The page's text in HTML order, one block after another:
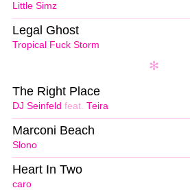
Little Simz
Tropical Fuck Storm
Legal Ghost
DJ Seinfeld feat. Teira
The Right Place
Slono
Marconi Beach
caro
Heart In Two